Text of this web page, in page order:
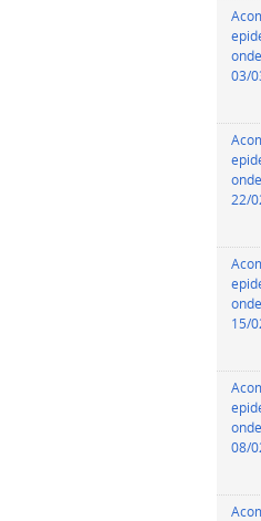
03/
22/
15/
08/